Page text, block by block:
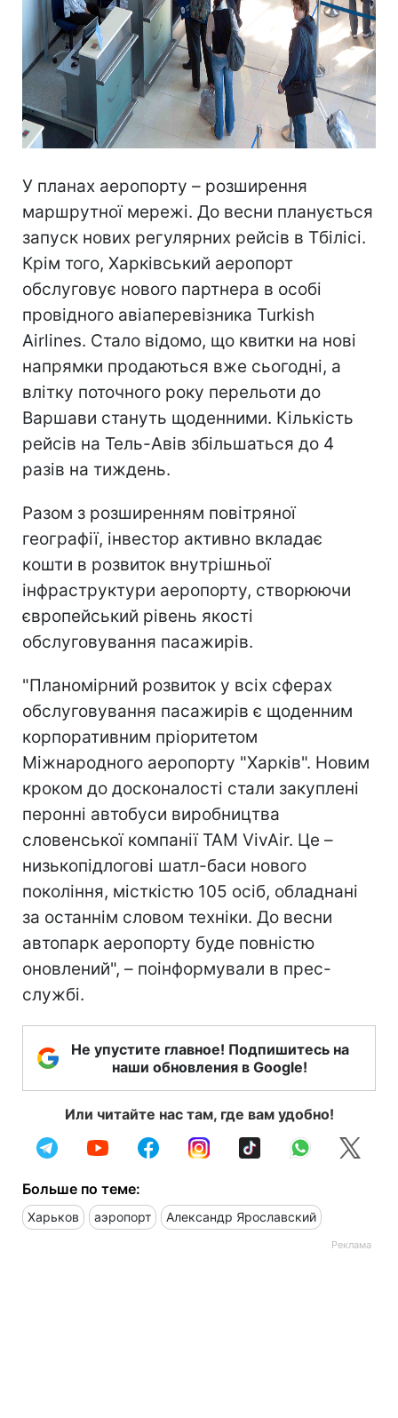
У планах аеропорту – розширення
маршрутної мережі. До весни планується
запуск нових регулярних рейсів в Тбілісі.
Крім того, Харківський аеропорт
обслуговує нового партнера в особі
провідного авіаперевізника Turkish
Airlines. Стало відомо, що квитки на нові
напрямки продаються вже сьогодні, а
влітку поточного року перельоти до
Варшави стануть щоденними. Кількість
рейсів на Тель-Авів збільшаться до 4
разів на тиждень.
Разом з розширенням повітряної
географії, інвестор активно вкладає
кошти в розвиток внутрішньої
інфраструктури аеропорту, створюючи
європейський рівень якості
обслуговування пасажирів.
"Планомірний розвиток у всіх сферах
обслуговування пасажирів є щоденним
корпоративним пріоритетом
Міжнародного аеропорту "Харків". Новим
кроком до досконалості стали закуплені
перонні автобуси виробництва
словенської компанії ТАМ VivAir. Це –
низькопідлогові шатл-баси нового
покоління, місткістю 105 осіб, обладнані
за останнім словом техніки. До весни
автопарк аеропорту буде повністю
оновлений", – поінформували в прес-
службі.
Не упустите главное! Подпишитесь на
наши обновления в Google!
Или читайте нас там, где вам удобно!
Больше по теме:
Харьков аэропорт Александр Ярославский